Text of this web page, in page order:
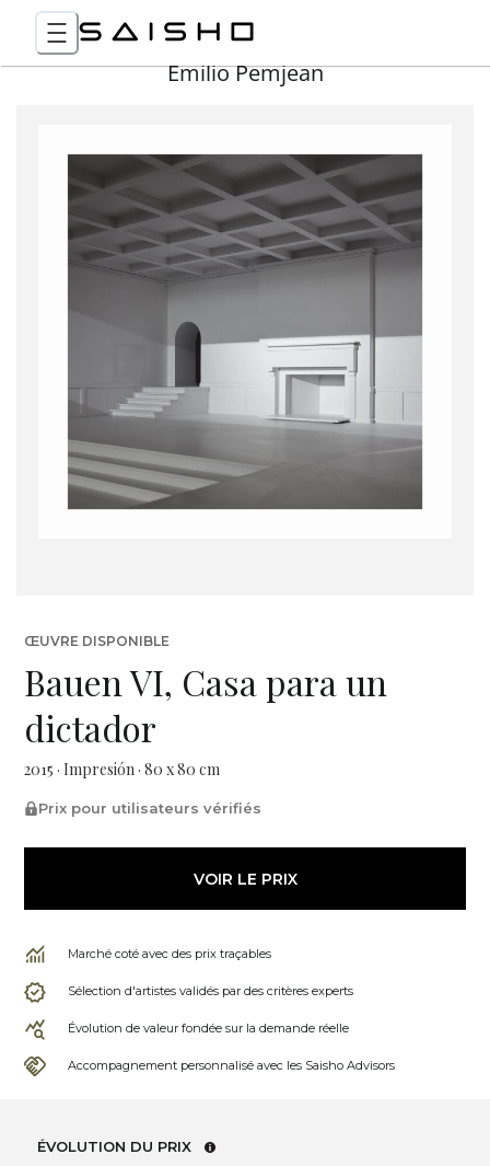
Emilio Pemjean
ŒUVRE DISPONIBLE
Bauen VI, Casa para un
dictador
2015 · Impresión · 80 x 80 cm
Prix pour utilisateurs vérifiés
VOIR LE PRIX
Marché coté avec des prix traçables
Sélection d'artistes validés par des critères experts
Évolution de valeur fondée sur la demande réelle
Accompagnement personnalisé avec les Saisho Advisors
ÉVOLUTION DU PRIX